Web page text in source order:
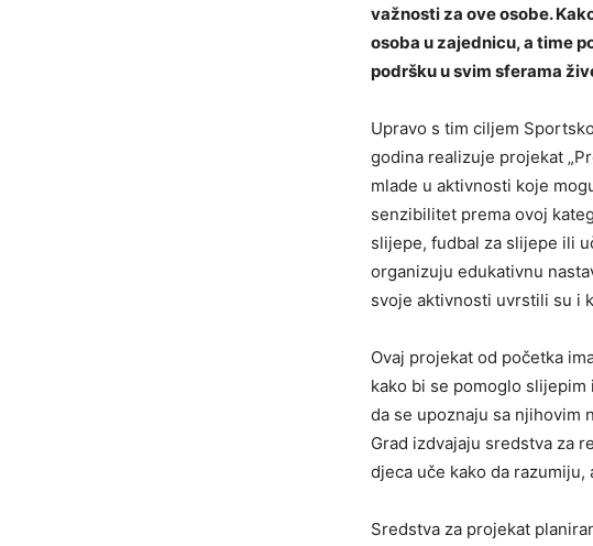
važnosti za ove osobe.
osoba u zajednicu, a time
podršku u svim sferama
Upravo s tim ciljem
godina realizuje projekat
mlade u aktivnosti koje
senzibilitet prema ovoj
slijepe, fudbal za slijepe ili
organizuju edukativnu
svoje aktivnosti uvrstili su i
Ovaj projekat od početka
kako bi se pomoglo
da se upoznaju sa njihovim
Grad izdvajaju sredstva za
djeca uče kako da
Sredstva za projekat